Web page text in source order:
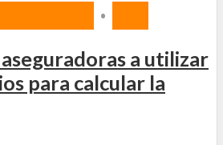
•
a utilizar
para calcular la